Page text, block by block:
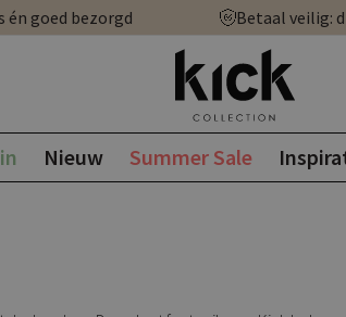
én goed bezorgd Betaal veilig:
Nieuw Summer Sale